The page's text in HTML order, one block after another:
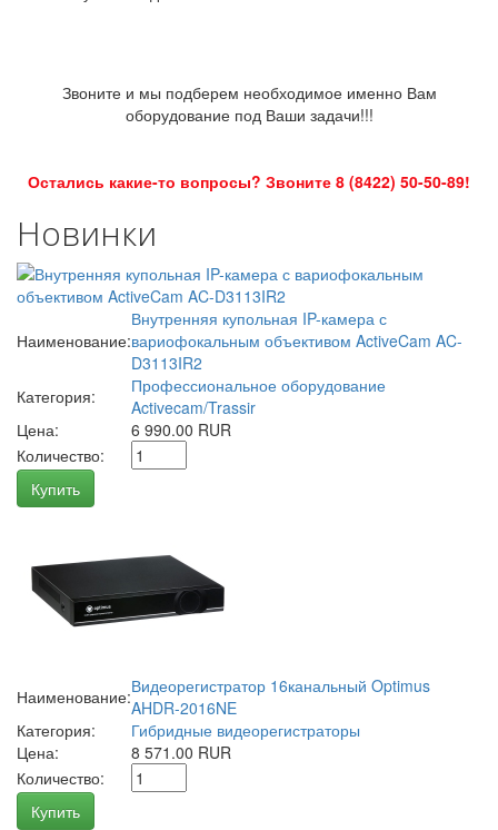
Звоните и мы подберем необходимое именно Вам
оборудование под Ваши задачи!!!
Остались какие-то вопросы? Звоните 8 (8422) 50-50-89!
Новинки
Наименование:
Внутренняя купольная IP-камера с
вариофокальным объективом ActiveCam AC-
D3113IR2
Категория:
Профессиональное оборудование
Activecam/Trassir
Цена:
6 990.00 RUR
Количество:
Купить
Наименование:Видеорегистратор 16канальный Optimus
AHDR-2016NE
Категория:
Гибридные видеорегистраторы
Цена:
8 571.00 RUR
Количество:
Купить